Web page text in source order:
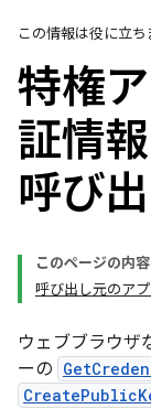
この情報は役に立ち
特権
証情
呼び
このページの内容
呼び出し元のア
ウェブブラウザ
ーの